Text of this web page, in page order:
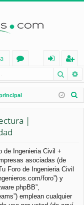
os
nt
ifi
e
eg
ist
ra
|
de Ingenieria Civil +
asociadas (de
Foro de Ingenieria Civil
foro”) y
phpBB”,
emplean cualquier